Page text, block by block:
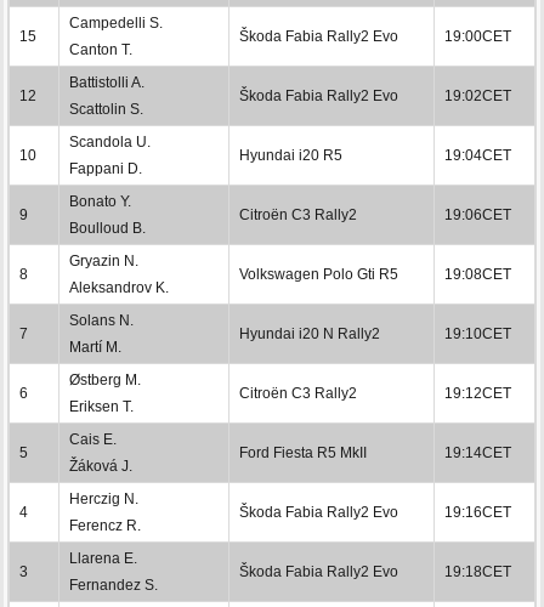
15
Campedelli S.
Canton T.
Škoda Fabia Rally2 Evo 19:00CET
12
Battistolli A.
Scattolin S.
Škoda Fabia Rally2 Evo 19:02CET
10
Scandola U.
Fappani D.
Hyundai i20 R5 19:04CET
9
Bonato Y.
Boulloud B.
Citroën C3 Rally2 19:06CET
8
Gryazin N.
Aleksandrov K.
Volkswagen Polo Gti R5 19:08CET
7
Solans N.
Martí M.
Hyundai i20 N Rally2 19:10CET
6
Østberg M.
Eriksen T.
Citroën C3 Rally2 19:12CET
5
Cais E.
Žáková J.
Ford Fiesta R5 MkII 19:14CET
4
Herczig N.
Ferencz R.
Škoda Fabia Rally2 Evo 19:16CET
3
Llarena E.
Fernandez S.
Škoda Fabia Rally2 Evo 19:18CET